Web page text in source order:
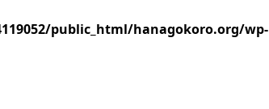
public_html/hanagokoro.org/wp-